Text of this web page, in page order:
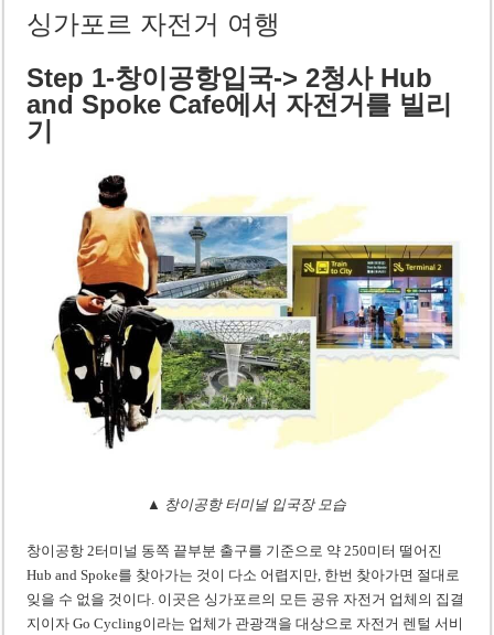
싱가포르 자전거 여행
Step 1-창이공항입국-> 2청사 Hub
and Spoke Cafe에서 자전거를 빌리
기
▲ 창이공항 터미널 입국장 모습
창이공항 2터미널 동쪽 끝부분 출구를 기준으로 약 250미터 떨어진
Hub and Spoke를 찾아가는 것이 다소 어렵지만, 한번 찾아가면 절대로
잊을 수 없을 것이다. 이곳은 싱가포르의 모든 공유 자전거 업체의 집결
지이자 Go Cycling이라는 업체가 관광객을 대상으로 자전거 렌털 서비